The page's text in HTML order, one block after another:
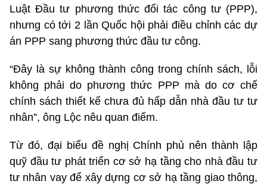
Luật Đầu tư phương thức đối tác công tư (PPP),
nhưng có tới 2 lần Quốc hội phải điều chỉnh các dự
án PPP sang phương thức đầu tư công.
“Đây là sự không thành công trong chính sách, lỗi
không phải do phương thức PPP mà do cơ chế
chính sách thiết kế chưa đủ hấp dẫn nhà đầu tư tư
nhân”, ông Lộc nêu quan điểm.
Từ đó, đại biểu đề nghị Chính phủ nên thành lập
quỹ đầu tư phát triển cơ sở hạ tầng cho nhà đầu tư
tư nhân vay để xây dựng cơ sở hạ tầng giao thông,